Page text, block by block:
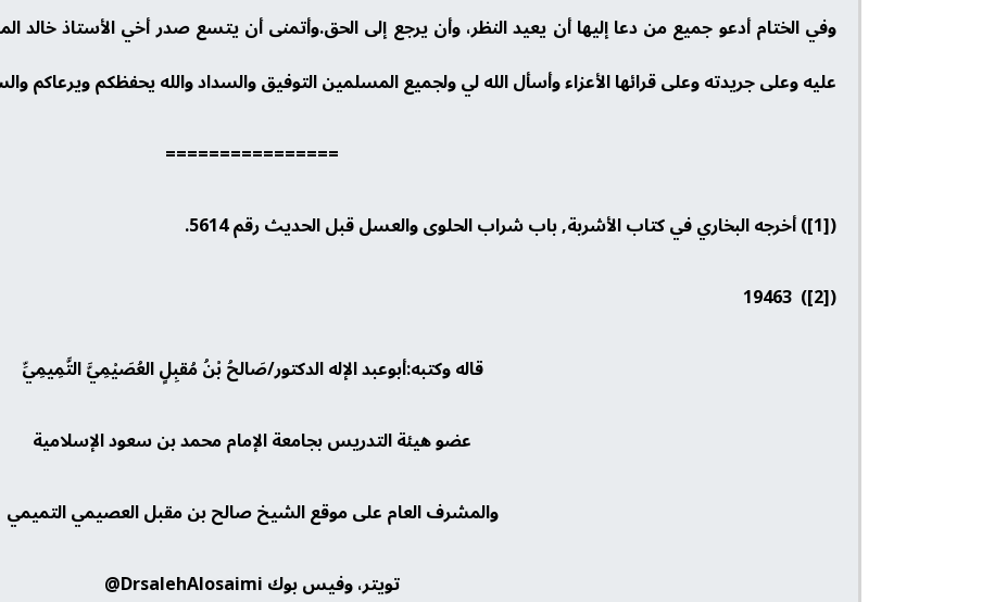
وفي الختام أدعو جميع من دعا إليها أن يعيد النظر، وأن يرجع إلى الحق.وأتمنى أن يتسع صدر أخي الأستاذ خالد
عليه وعلى جريدته وعلى قرائها الأعزاء وأسأل الله لي ولجميع المسلمين التوفيق والسداد والله يحفظكم ويرعاكم
================
([1]) أخرجه البخاري في كتاب الأشربة, باب شراب الحلوى والعسل قبل الحديث رقم 5614.
([2]) 19463
قاله وكتبه:أبوعبد الإله الدكتور/صَالحُ بْنُ مُقبِلٍ العُصَيْمِيَّ التَّمِيمِيِّ
عضو هيئة التدريس بجامعة الإمام محمد بن سعود الإسلامية
والمشرف العام على موقع الشيخ صالح بن مقبل العصيمي التميمي
تويتر، وفيس بوك DrsalehAlosaimi@